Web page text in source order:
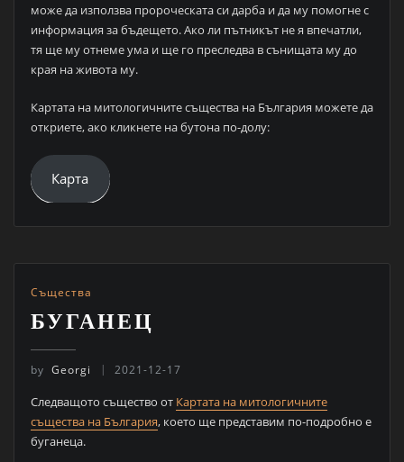
може да използва пророческата си дарба и да му помогне с
информация за бъдещето. Ако ли пътникът не я впечатли,
тя ще му отнеме ума и ще го преследва в сънищата му до
края на живота му.
Картата на митологичните същества на България можете да
откриете, ако кликнете на бутона по-долу:
Карта
Същества
БУГАНЕЦ
by Georgi 2021-12-17
Следващото същество от Картата на митологичните
същества на България, което ще представим по-подробно е
буганеца.